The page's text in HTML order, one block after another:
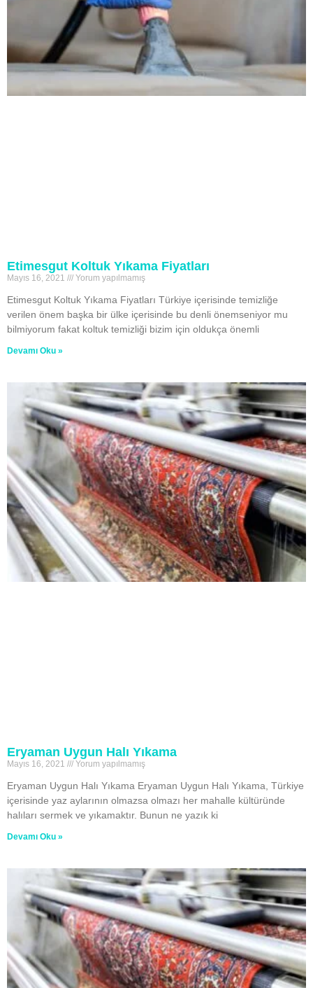
Etimesgut Koltuk Yıkama Fiyatları
Mayıs 16, 2021 Yorum yapılmamış
Etimesgut Koltuk Yıkama Fiyatları Türkiye içerisinde temizliğe
verilen önem başka bir ülke içerisinde bu denli önemseniyor mu
bilmiyorum fakat koltuk temizliği bizim için oldukça önemli
Devamı Oku »
Eryaman Uygun Halı Yıkama
Mayıs 16, 2021 Yorum yapılmamış
Eryaman Uygun Halı Yıkama Eryaman Uygun Halı Yıkama, Türkiye
içerisinde yaz aylarının olmazsa olmazı her mahalle kültüründe
halıları sermek ve yıkamaktır. Bunun ne yazık ki
Devamı Oku »